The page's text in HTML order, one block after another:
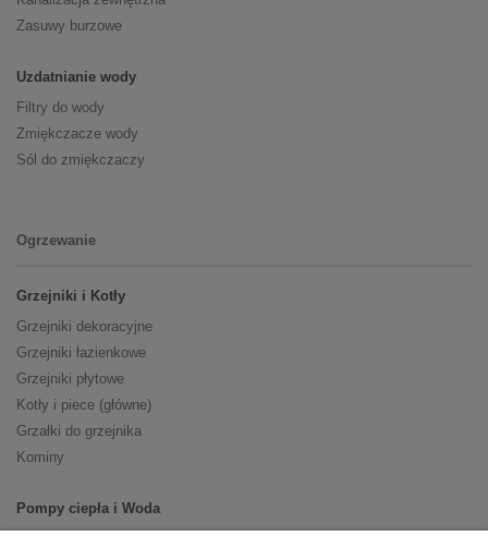
Zasuwy burzowe
Uzdatnianie wody
Filtry do wody
Zmiękczacze wody
Sól do zmiękczaczy
Ogrzewanie
Grzejniki i Kotły
Grzejniki dekoracyjne
Grzejniki łazienkowe
Grzejniki płytowe
Kotły i piece (główne)
Grzałki do grzejnika
Kominy
Pompy ciepła i Woda